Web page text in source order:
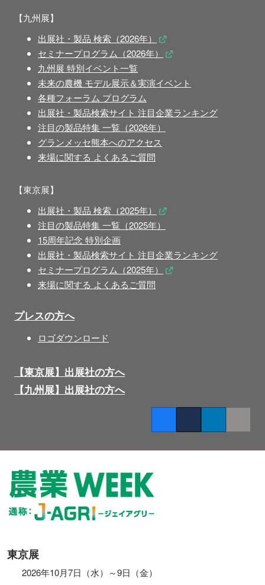
【九州展】
出展社・製品 検索（2026年）
セミナープログラム（2026年）
九州展 特別イベント一覧
未来の農機 モデル展示＆実演イベント
各種フォーラム プログラム
出展社・製品検索サイト 注目企業ランキング
注目の製品特集 一覧（2026年）
グランメッセ熊本へのアクセス
来場に関する よくあるご質問
【東京展】
出展社・製品 検索（2025年）
注目の製品特集 一覧（2025年）
15周年記念 特別企画
出展社・製品検索サイト 注目企業ランキング
セミナープログラム（2025年）
来場に関する よくあるご質問
プレスの方へ
ロゴダウンロード
【東京展】出展社の方へ
【九州展】出展社の方へ
東京展
2026年10月7日（水）～9日（金）